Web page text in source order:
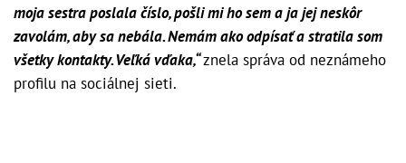
moja sestra poslala číslo, pošli mi ho sem a ja jej neskôr
zavolám, aby sa nebála. Nemám ako odpísať a stratila som
všetky kontakty. Veľká vďaka,“znela správa od neznámeho
profilu na sociálnej sieti.